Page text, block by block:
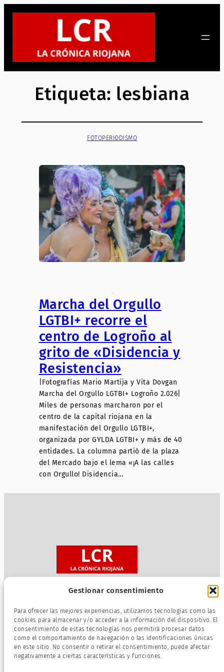
Gestionar consentimiento
Para ofrecer las mejores experiencias, utilizamos tecnologías como las
cookies para almacenar y/o acceder a la información del dispositivo. El
consentimiento de estas tecnologías nos permitirá procesar datos
como el comportamiento de navegación o las identificaciones únicas
en este sitio. No consentir o retirar el consentimiento, puede afectar
negativamente a ciertas características y funciones.
Saltar
Etiqueta: lesbiana
FOTOPERIODISMO
.
Marcha del Orgullo
LGTBI+ recorre el
centro de Logroño al
grito de «Disidencia y
Resistencia»
|Fotografías Mario Martija y Vita Dovgan
Marcha del Orgullo LGTBI+ Logroño 2.026|
Miles de personas marcharon por el
centro de la capital riojana en la
manifestación del Orgullo LGTBI+,
organizada por GYLDA LGTBI+ y más de 40
entidades. La columna partió de la plaza
del Mercado bajo el lema «¡A las calles
con Orgullo! Disidencia…
Política de privacidad
Términos de servicio
Política de cookies